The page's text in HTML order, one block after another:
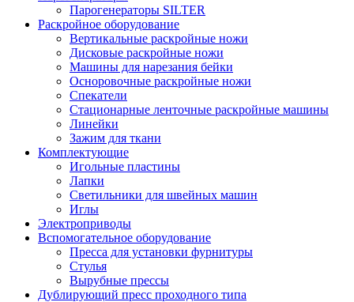
Парогенераторы SILTER
Раскройное оборудование
Вертикальные раскройные ножи
Дисковые раскройные ножи
Машины для нарезания бейки
Осноровочные раскройные ножи
Спекатели
Стационарные ленточные раскройные машины
Линейки
Зажим для ткани
Комплектующие
Игольные пластины
Лапки
Светильники для швейных машин
Иглы
Электроприводы
Вспомогательное оборудование
Пресса для установки фурнитуры
Стулья
Вырубные прессы
Дублирующий пресс проходного типа